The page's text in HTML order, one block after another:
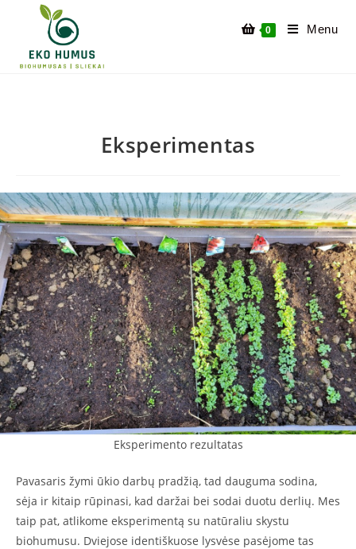
0 Menu
Eksperimentas
Eksperimento rezultatas
Pavasaris žymi ūkio darbų pradžią, tad dauguma sodina,
sėja ir kitaip rūpinasi, kad daržai bei sodai duotu derlių. Mes
taip pat, atlikome eksperimentą su natūraliu skystu
biohumusu. Dviejose identiškuose lysvėse pasėjome tas